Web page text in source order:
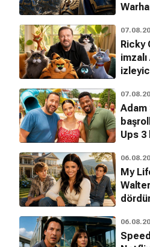
Ricky
Adam
Ups 3
My